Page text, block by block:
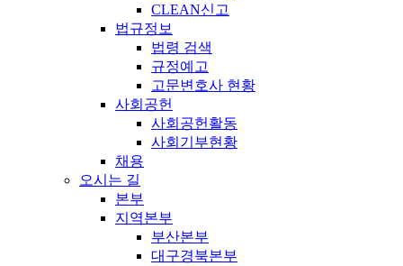
CLEAN신고
법규정보
법령 검색
규정예고
고문변호사 현황
사회공헌
사회공헌활동
사회기부현황
채용
오시는 길
본부
지역본부
부산본부
대구경북본부